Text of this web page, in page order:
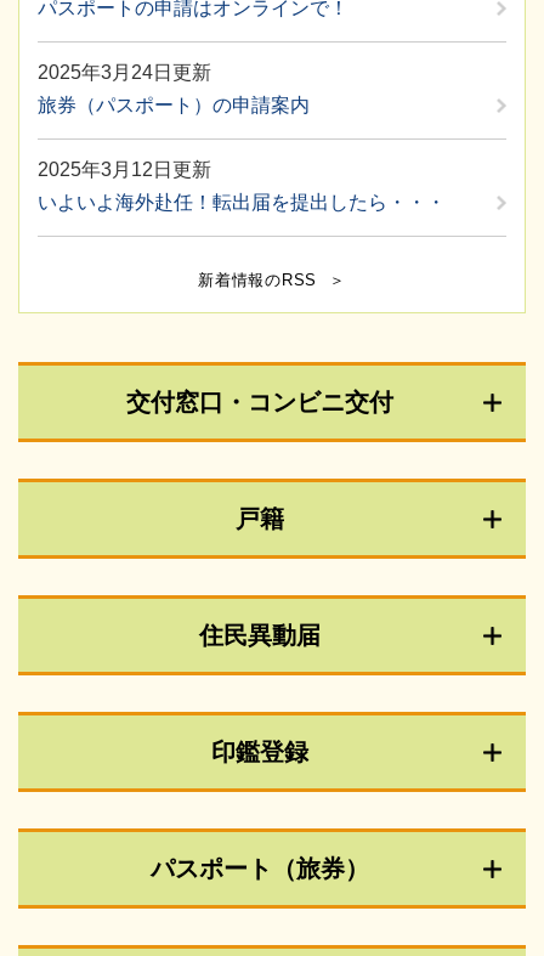
パスポートの申請はオンラインで！
2025年3月24日更新
旅券（パスポート）の申請案内
2025年3月12日更新
いよいよ海外赴任！転出届を提出したら・・・
新着情報のRSS
交付窓口・コンビニ交付
戸籍
住民異動届
印鑑登録
パスポート（旅券）